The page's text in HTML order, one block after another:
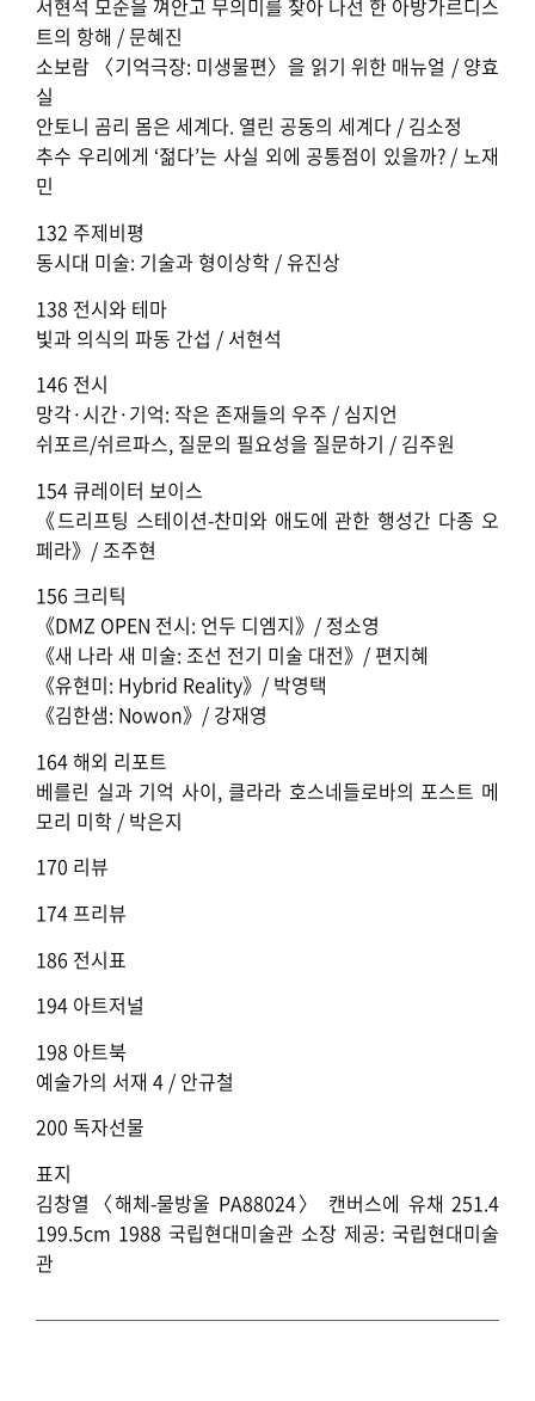
서현석 모순을 껴안고 무의미를 찾아 나선 한 아방가르디스
트의 항해 / 문혜진
소보람 〈기억극장: 미생물편〉을 읽기 위한 매뉴얼 / 양효
실
안토니 곰리 몸은 세계다. 열린 공동의 세계다 / 김소정
추수 우리에게 ‘젊다’는 사실 외에 공통점이 있을까? / 노재
민
132 주제비평
동시대 미술: 기술과 형이상학 / 유진상
138 전시와 테마
빛과 의식의 파동 간섭 / 서현석
146 전시
망각·시간·기억: 작은 존재들의 우주 / 심지언
쉬포르/쉬르파스, 질문의 필요성을 질문하기 / 김주원
154 큐레이터 보이스
《드리프팅 스테이션-찬미와 애도에 관한 행성간 다종 오
페라》/ 조주현
156 크리틱
《DMZ OPEN 전시: 언두 디엠지》/ 정소영
《새 나라 새 미술: 조선 전기 미술 대전》/ 편지혜
《유현미: Hybrid Reality》/ 박영택
《김한샘: Nowon》/ 강재영
164 해외 리포트
베를린 실과 기억 사이, 클라라 호스네들로바의 포스트 메
모리 미학 / 박은지
170 리뷰
174 프리뷰
186 전시표
194 아트저널
198 아트북
예술가의 서재 4 / 안규철
200 독자선물
표지
김창열〈해체-물방울 PA88024〉 캔버스에 유채 251.4
199.5cm 1988 국립현대미술관 소장 제공: 국립현대미술
관